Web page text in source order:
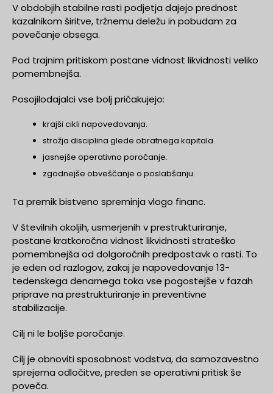
V obdobjih stabilne rasti podjetja dajejo prednost
kazalnikom širitve, tržnemu deležu in pobudam za
povečanje obsega.
Pod trajnim pritiskom postane vidnost likvidnosti veliko
pomembnejša.
Posojilodajalci vse bolj pričakujejo:
krajši cikli napovedovanja.
strožja disciplina glede obratnega kapitala.
jasnejše operativno poročanje.
zgodnejše obveščanje o poslabšanju.
Ta premik bistveno spreminja vlogo financ.
V številnih okoljih, usmerjenih v prestrukturiranje,
postane kratkoročna vidnost likvidnosti strateško
pomembnejša od dolgoročnih predpostavk o rasti. To
je eden od razlogov, zakaj je napovedovanje 13-
tedenskega denarnega toka vse pogostejše v fazah
priprave na prestrukturiranje in preventivne
stabilizacije.
Cilj ni le boljše poročanje.
Cilj je obnoviti sposobnost vodstva, da samozavestno
sprejema odločitve, preden se operativni pritisk še
poveča.